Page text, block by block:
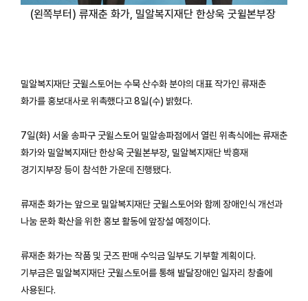
(왼쪽부터) 류재춘 화가, 밀알복지재단 한상욱 굿윌본부장
밀알복지재단 굿윌스토어는 수묵 산수화 분야의 대표 작가인 류재춘
화가를 홍보대사로 위촉했다고 8일(수) 밝혔다.
7일(화) 서울 송파구 굿윌스토어 밀알송파점에서 열린 위촉식에는 류재춘
화가와 밀알복지재단 한상욱 굿윌본부장, 밀알복지재단 박흥재
경기지부장 등이 참석한 가운데 진행됐다.
류재춘 화가는 앞으로 밀알복지재단 굿윌스토어와 함께 장애인식 개선과
나눔 문화 확산을 위한 홍보 활동에 앞장설 예정이다.
류재춘 화가는 작품 및 굿즈 판매 수익금 일부도 기부할 계획이다.
기부금은 밀알복지재단 굿윌스토어를 통해 발달장애인 일자리 창출에
사용된다.